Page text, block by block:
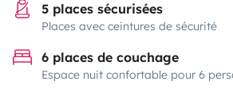
5 places sécurisées
Places avec ceintures de sécurité
6 places de couchage
Espace nuit confortable pour 6